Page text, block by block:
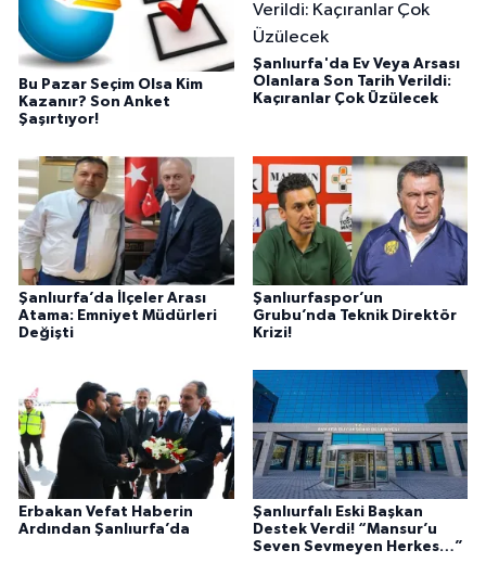
Bu Pazar Seçim Olsa Kim
Kazanır? Son Anket
Şaşırtıyor!
Şanlıurfa'da Ev Veya Arsası
Olanlara Son Tarih Verildi:
Kaçıranlar Çok Üzülecek
Şanlıurfa’da İlçeler Arası
Atama: Emniyet Müdürleri
Değişti
Şanlıurfaspor’un
Grubu’nda Teknik Direktör
Krizi!
Erbakan Vefat Haberin
Ardından Şanlıurfa’da
Şanlıurfalı Eski Başkan
Destek Verdi! “Mansur’u
Seven Sevmeyen Herkes…”